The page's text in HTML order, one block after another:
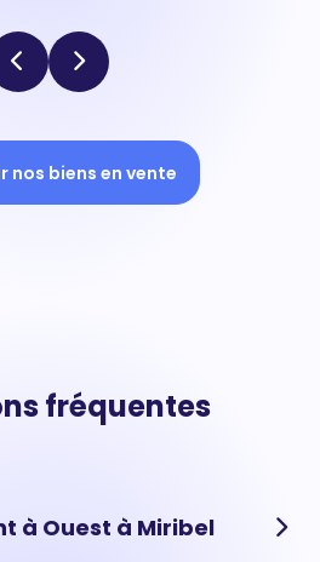
nos biens en vente
fréquentes
à Ouest à Miribel